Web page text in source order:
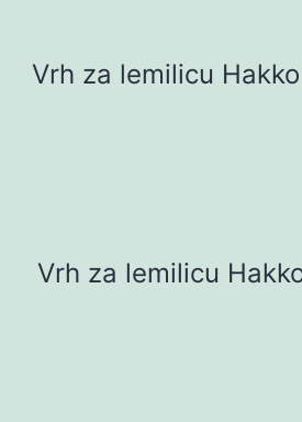
Vrh za lemilicu
Vrh za lemilicu